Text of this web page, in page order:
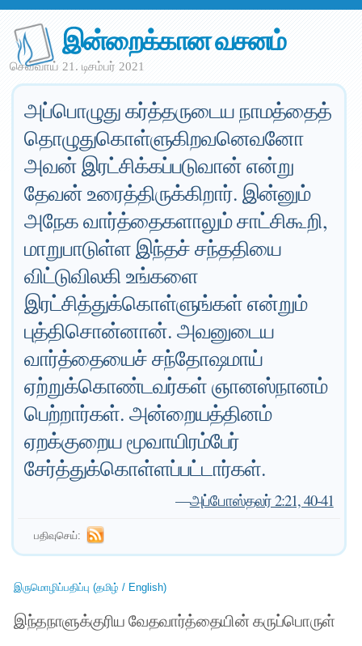
இன்றைக்கான வசனம்
செவ்வாய் 21. டிசம்பர் 2021
அப்பொழுது கர்த்தருடைய நாமத்தைத்
தொழுதுகொள்ளுகிறவனெவனோ
அவன் இரட்சிக்கப்படுவான் என்று
தேவன் உரைத்திருக்கிறார். இன்னும்
அநேக வார்த்தைகளாலும் சாட்சிகூறி,
மாறுபாடுள்ள இந்தச் சந்ததியை
விட்டுவிலகி உங்களை
இரட்சித்துக்கொள்ளுங்கள் என்றும்
புத்திசொன்னான். அவனுடைய
வார்த்தையைச் சந்தோஷமாய்
ஏற்றுக்கொண்டவர்கள் ஞானஸ்நானம்
பெற்றார்கள். அன்றையத்தினம்
ஏறக்குறைய மூவாயிரம்பேர்
சேர்த்துக்கொள்ளப்பட்டார்கள்.
—அப்போஸ்தலர் 2:21, 40-41
பதிவுசெய்:
இருமொழிப்பதிப்பு (தமிழ் / English)
இந்தநாளுக்குரிய வேதவார்த்தையின் கருப்பொருள்